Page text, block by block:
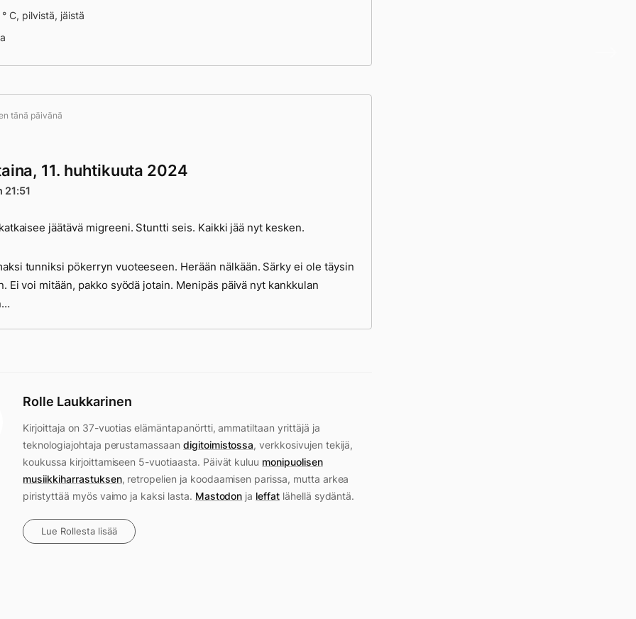
C, pilvistä, jäistä
tänä päivänä
11. huhtikuuta 2024
21:51
jäätävä migreeni. Stuntti seis. Kaikki jää nyt kesken.
tunniksi pökerryn vuoteeseen. Herään nälkään. Särky ei ole täysin
Ei voi mitään, pakko syödä jotain. Menipäs päivä nyt kankkulan
Rolle Laukkarinen
Kirjoittaja on 37-vuotias elämäntapanörtti, ammatiltaan yrittäjä ja
teknologiajohtaja perustamassaan digitoimistossa, verkkosivujen tekijä,
koukussa kirjoittamiseen 5-vuotiaasta. Päivät kuluu monipuolisen
musiikkiharrastuksen, retropelien ja koodaamisen parissa, mutta arkea
piristyttää myös vaimo ja kaksi lasta. Mastodon ja leffatlähellä sydäntä.
Lue Rollesta lisää